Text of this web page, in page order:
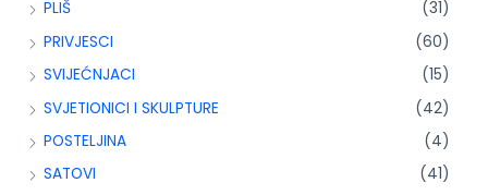
PLIŠ
(31)
PRIVJESCI
(60)
SVIJEĆNJACI
(15)
SVJETIONICI I SKULPTURE
(42)
POSTELJINA
(4)
SATOVI
(41)